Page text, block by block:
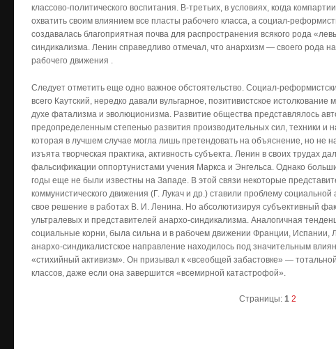
классово-политического воспитания. В-третьих, в условиях, когда
охватить своим влиянием все пласты рабочего класса, а социал-
создавалась благоприятная почва для распространения всякого рода
синдикализма. Ленин справедливо отмечал, что анархизм — своего рода
рабочего движения .
Следует отметить еще одно важное обстоятельство. Социал-
всего Каутский, нередко давали вульгарное, позитивистское
духе фатализма и эволюционизма. Развитие общества представлялось
предопределенным степенью развития производительных сил, техники и
которая в лучшем случае могла лишь претендовать на объяснение, но не
изъята творческая практика, активность субъекта. Ленин в своих трудах
фальсификации оппортунистами учения Маркса и Энгельса. Однако
годы еще не были известны на Западе. В этой связи некоторые
коммунистического движения (Г. Лукач и др.) ставили проблему
свое решение в работах В. И. Ленина. Но абсолютизируя субъективный
ультралевых и представителей анархо-синдикализма. Аналогичная
социальные корни, была сильна и в рабочем движении Франции, Испании,
анархо-синдикалистское направление находилось под значительным
«стихийный активизм». Он призывал к «всеобщей забастовке» —
классов, даже если она завершится «всемирной катастрофой».
Страницы: 1 2